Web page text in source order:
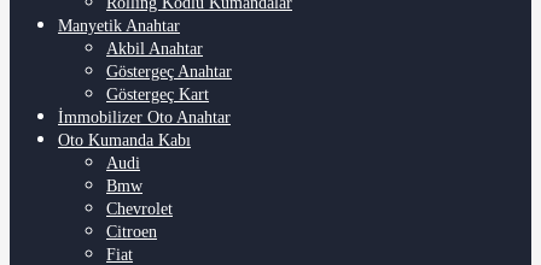
Manyetik Anahtar
Akbil Anahtar
Göstergeç Anahtar
Göstergeç Kart
İmmobilizer Oto Anahtar
Oto Kumanda Kabı
Audi
Bmw
Chevrolet
Citroen
Fiat